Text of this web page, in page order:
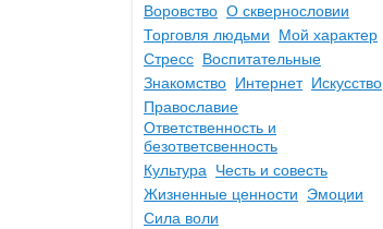
Воровство О сквернословии
Торговля людьми
Мой характер
Стресс Воспитательные
Знакомство Интернет Искусство
Православие
Ответственность и
безответсвенность
Культура
Честь и совесть
Жизненные ценности
Эмоции
Сила воли